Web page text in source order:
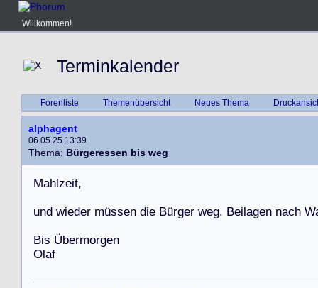
Willkommen!
Terminkalender
Forenliste Themenübersicht Neues Thema
alphagent
06.05.25 13:39
Thema: Bürgeressen bis weg
Mahlzeit,
und wieder müssen die Bürger weg. Beilagen nach W
Bis Übermorgen
Olaf